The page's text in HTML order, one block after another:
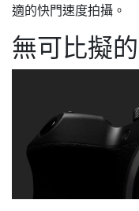
適的快門速度拍攝。
無可比擬